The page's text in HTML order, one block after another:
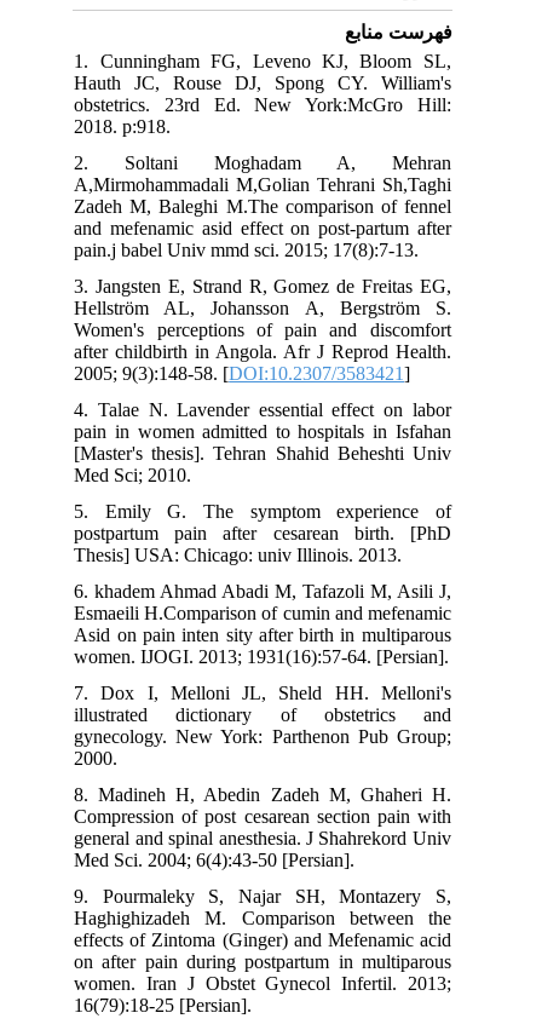
فهرست منابع
1. Cunningham FG, Leveno KJ, Bloom SL,
Hauth JC, Rouse DJ, Spong CY. William's
obstetrics. 23rd Ed. New York:McGro Hill:
2018. p:918.
2. Soltani Moghadam A, Mehran
A,Mirmohammadali M,Golian Tehrani Sh,Taghi
Zadeh M, Baleghi M.The comparison of fennel
and mefenamic asid effect on post-partum after
pain.j babel Univ mmd sci. 2015; 17(8):7-13.
3. Jangsten E, Strand R, Gomez de Freitas EG,
Hellström AL, Johansson A, Bergström S.
Women's perceptions of pain and discomfort
after childbirth in Angola. Afr J Reprod Health.
2005; 9(3):148-58. [DOI:10.2307/3583421
4. Talae N. Lavender essential effect on labor
pain in women admitted to hospitals in Isfahan
[Master's thesis]. Tehran Shahid Beheshti Univ
Med Sci; 2010.
5. Emily G. The symptom experience of
postpartum pain after cesarean birth. [PhD
Thesis] USA: Chicago: univ Illinois. 2013.
6. khadem Ahmad Abadi M, Tafazoli M, Asili J,
Esmaeili H.Comparison of cumin and mefenamic
Asid on pain inten sity after birth in multiparous
women. IJOGI. 2013; 1931(16):57-64. [Persian].
7. Dox I, Melloni JL, Sheld HH. Melloni's
illustrated dictionary of obstetrics and
gynecology. New York: Parthenon Pub Group;
2000.
8. Madineh H, Abedin Zadeh M, Ghaheri H.
Compression of post cesarean section pain with
general and spinal anesthesia. J Shahrekord Univ
Med Sci. 2004; 6(4):43-50 [Persian].
9. Pourmaleky S, Najar SH, Montazery S,
Haghighizadeh M. Comparison between the
effects of Zintoma (Ginger) and Mefenamic acid
on after pain during postpartum in multiparous
women. Iran J Obstet Gynecol Infertil. 2013;
16(79):18-25 [Persian].